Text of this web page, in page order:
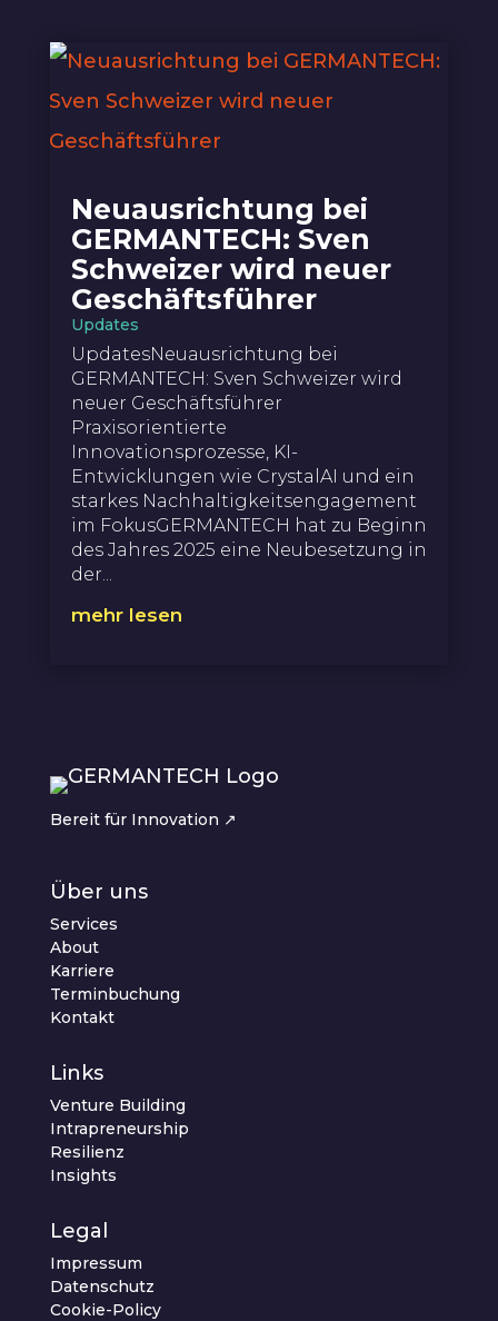
Neuausrichtung bei
GERMANTECH: Sven
Schweizer wird neuer
Geschäftsführer
Updates
UpdatesNeuausrichtung bei
GERMANTECH: Sven Schweizer wird
neuer Geschäftsführer
Praxisorientierte
Innovationsprozesse, KI-
Entwicklungen wie CrystalAI und ein
starkes Nachhaltigkeitsengagement
im FokusGERMANTECH hat zu Beginn
des Jahres 2025 eine Neubesetzung in
der...
mehr lesen
Bereit für Innovation ↗︎
Über uns
Services
About
Karriere
Terminbuchung
Kontakt
Links
Venture Building
Intrapreneurship
Resilienz
Insights
Legal
Impressum
Datenschutz
Cookie-Policy